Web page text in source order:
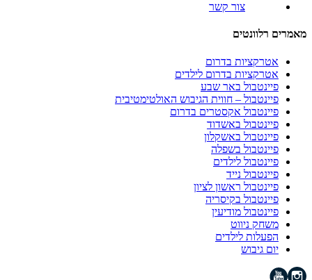
צור קשר
מאמרים רלוונטים
אטרקציות בדרום
אטרקציות בדרום לילדים
פיינטבול באר שבע
פיינטבול – חווית הגיבוש האולטימטיבית
פיינטבול אקסטרים בדרום
פיינטבול באשדוד
פיינטבול באשקלון
פיינטבול בשפלה
פיינטבול לילדים
פיינטבול נייד
פיינטבול ראשון לציון
פיינטבול בקיסריה
פיינטבול מודיעין
משחק ניווט
הפעלות לילדים
יום גיבוש